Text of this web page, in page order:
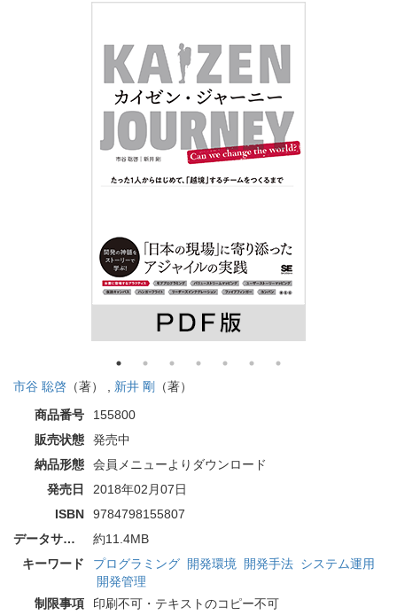
市谷 聡啓 （著） , 新井 剛
（著）
商品番号
155800
販売状態
発売中
納品形態
会員メニューよりダウンロード
発売日
2018年02月07日
ISBN
9784798155807
データサイズ
約11.4MB
キーワード
プログラミング 開発環境 開発手法 システム運用
開発管理
制限事項
印刷不可・テキストのコピー不可